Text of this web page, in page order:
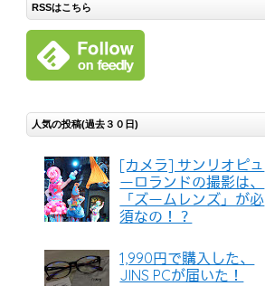
RSSはこちら
人気の投稿(過去３０日)
[カメラ] サンリオピュ
ーロランドの撮影は、
「ズームレンズ」が必
須なの！？
1,990円で購入した、
JINS PCが届いた！